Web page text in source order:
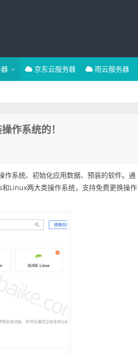
京东云服务器 雨云服务器
作系统的！
作系统、初始化应用数据、预装的软件。通
Linux两大类操作系统，支持免费更换操作